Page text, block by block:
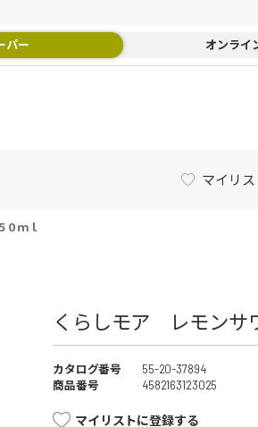
パー オンライ
マイリス
０ｍｌ
くらしモア レモンサ
カタログ番号
55-20-37894
商品番号
4582163123025
マイリストに登録する